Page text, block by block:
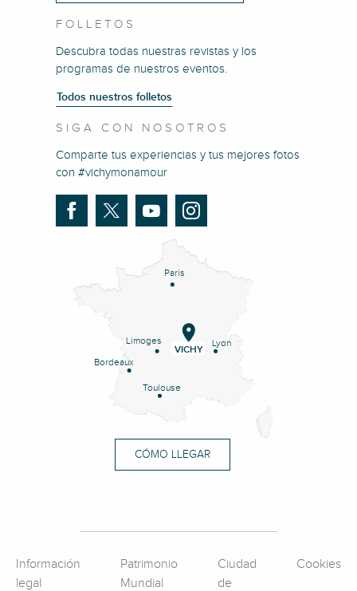
FOLLETOS
Descubra todas nuestras revistas y los
programas de nuestros eventos.
Todos nuestros folletos
SIGA CON NOSOTROS
Comparte tus experiencias y tus mejores fotos
con #vichymonamour
Paris
Lyon
Limoges
Bordeaux
Toulouse
VICHY
CÓMO LLEGAR
Información
legal
Patrimonio
Mundial
Ciudad
de
Cookies